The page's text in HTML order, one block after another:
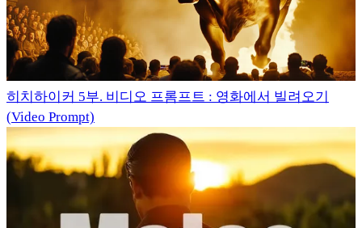
히치하이커 5부. 비디오 프롬프트 : 영화에서 빌려오기
(Video Prompt)